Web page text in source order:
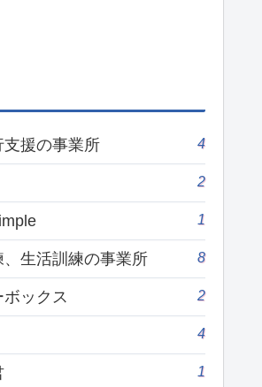
支援の事業所 4
2
1
、生活訓練の事業所 8
ボックス 2
4
1